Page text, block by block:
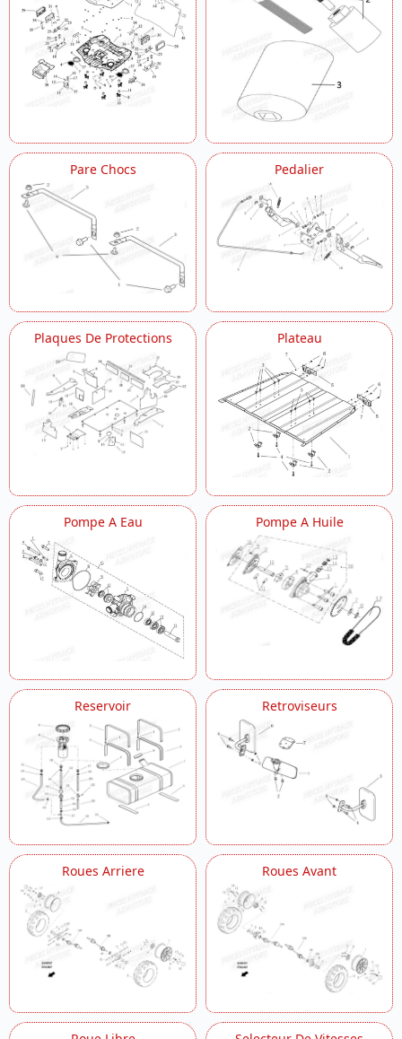
Pare Chocs Pedalier
Plaques De Protections Plateau
Pompe A Eau Pompe A Huile
Reservoir Retroviseurs
Roues Arriere Roues Avant